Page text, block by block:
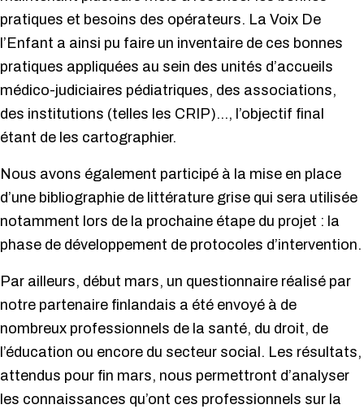
pratiques et besoins des opérateurs. La Voix De
l’Enfant a ainsi pu faire un inventaire de ces bonnes
pratiques appliquées au sein des unités d’accueils
médico-judiciaires pédiatriques, des associations,
des institutions (telles les CRIP)…, l’objectif final
étant de les cartographier.
Nous avons également participé à la mise en place
d’une bibliographie de littérature grise qui sera utilisée
notamment lors de la prochaine étape du projet : la
phase de développement de protocoles d’intervention.
Par ailleurs, début mars, un questionnaire réalisé par
notre partenaire finlandais a été envoyé à de
nombreux professionnels de la santé, du droit, de
l’éducation ou encore du secteur social. Les résultats,
attendus pour fin mars, nous permettront d’analyser
les connaissances qu’ont ces professionnels sur la